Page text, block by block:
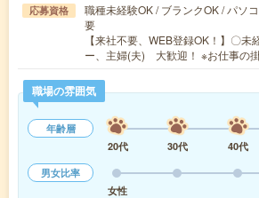
応募資格
職種未経験OK / ブランクOK / パソ
要
【来社不要、WEB登録OK！】〇未
ー、主婦(夫) 大歓迎！ ※お仕事の
職場の雰囲気
年齢層
20代
30代 40代
男女比率
女性